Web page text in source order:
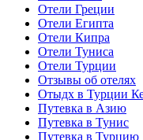
Отели Греции
Отели Египта
Отели Кипра
Отели Туниса
Отели Турции
Отзывы об отелях
Отыдх в Турции
Путевка в Азию
Путевка в Тунис
Путевка в Турцию